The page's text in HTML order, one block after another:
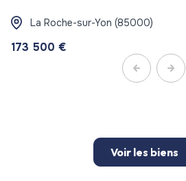
La Roche-sur-Yon (85000)
173 500 €
Voir les biens